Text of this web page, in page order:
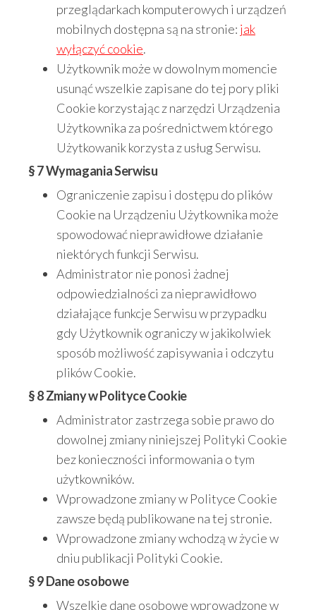
przeglądarkach komputerowych i urządzeń
mobilnych dostępna są na stronie: jak
wyłączyć cookie.
Użytkownik może w dowolnym momencie
usunąć wszelkie zapisane do tej pory pliki
Cookie korzystając z narzędzi Urządzenia
Użytkownika za pośrednictwem którego
Użytkowanik korzysta z usług Serwisu.
§ 7 Wymagania Serwisu
Ograniczenie zapisu i dostępu do plików
Cookie na Urządzeniu Użytkownika może
spowodować nieprawidłowe działanie
niektórych funkcji Serwisu.
Administrator nie ponosi żadnej
odpowiedzialności za nieprawidłowo
działające funkcje Serwisu w przypadku
gdy Użytkownik ograniczy w jakikolwiek
sposób możliwość zapisywania i odczytu
plików Cookie.
§ 8 Zmiany w Polityce Cookie
Administrator zastrzega sobie prawo do
dowolnej zmiany niniejszej Polityki Cookie
bez konieczności informowania o tym
użytkowników.
Wprowadzone zmiany w Polityce Cookie
zawsze będą publikowane na tej stronie.
Wprowadzone zmiany wchodzą w życie w
dniu publikacji Polityki Cookie.
§ 9 Dane osobowe
Wszelkie dane osobowe wprowadzone w